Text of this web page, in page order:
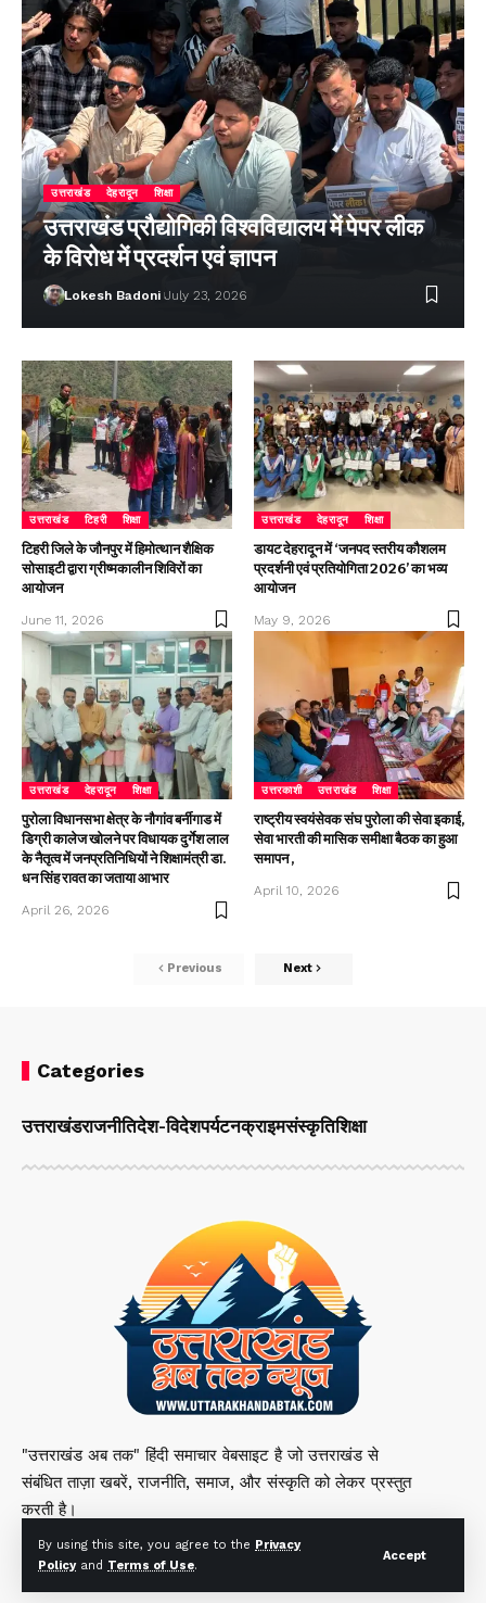
By using this site, you agree to the Privacy
Policyand Terms of Use.
Accept
उत्तराखंड देहरादून शिक्षा
उत्तराखंड प्रौद्योगिकी विश्वविद्यालय में पेपर लीक
के विरोध में प्रदर्शन एवं ज्ञापन
Lokesh Badoni July 23, 2026
उत्तराखंड टिहरी शिक्षा
टिहरी जिले के जौनपुर में हिमोत्थान शैक्षिक
सोसाइटी द्वारा ग्रीष्मकालीन शिविरों का
आयोजन
June 11, 2026
उत्तराखंड देहरादून शिक्षा
डायट देहरादून में ‘जनपद स्तरीय कौशलम
प्रदर्शनी एवं प्रतियोगिता 2026’ का भव्य
आयोजन
May 9, 2026
उत्तराखंड देहरादून शिक्षा
पुरोला विधानसभा क्षेत्र के नौगांव बर्नीगाड में
डिग्री कालेज खोलने पर विधायक दुर्गेश लाल
के नैतृत्व में जनप्रतिनिधियों ने शिक्षामंत्री डा.
धन सिंह रावत का जताया आभार
April 26, 2026
उत्तरकाशी उत्तराखंड शिक्षा
राष्ट्रीय स्वयंसेवक संघ पुरोला की सेवा इकाई,
सेवा भारती की मासिक समीक्षा बैठक का हुआ
समापन ,
April 10, 2026
Previous Next
Categories
उत्तराखंडराजनीतिदेश-विदेशपर्यटनक्राइमसंस्कृतिशिक्षा
"उत्तराखंड अब तक" हिंदी समाचार वेबसाइट है जो उत्तराखंड से
संबंधित ताज़ा खबरें, राजनीति, समाज, और संस्कृति को लेकर प्रस्तुत
करती है।